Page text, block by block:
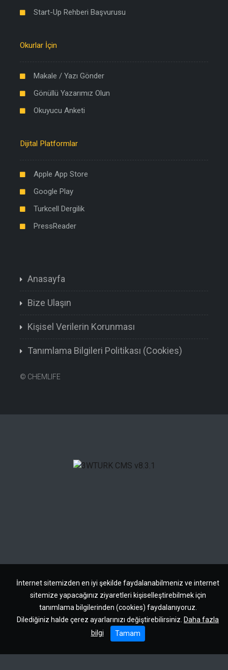
İnternet sitemizden en iyi şekilde faydalanabilmeniz ve internet
sitemize yapacağınız ziyaretleri kişiselleştirebilmek için
tanımlama bilgilerinden (cookies) faydalanıyoruz.
Dilediğiniz halde çerez ayarlarınızı değiştirebilirsiniz. Daha fazla
bilgi
Tamam
Start-Up Rehberi Başvurusu
Okurlar İçin
Makale / Yazı Gönder
Gönüllü Yazarımız Olun
Okuyucu Anketi
Dijital Platformlar
Apple App Store
Google Play
Turkcell Dergilik
PressReader
Anasayfa
Bize Ulaşın
Kişisel Verilerin Korunması
Tanımlama Bilgileri Politikası (Cookies)
© CHEMLIFE